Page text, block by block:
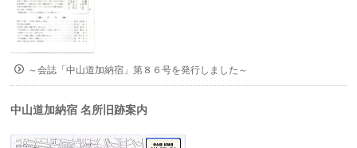
～会誌「中山道加納宿」第８６号を発行しました～
中山道加納宿 名所旧跡案内